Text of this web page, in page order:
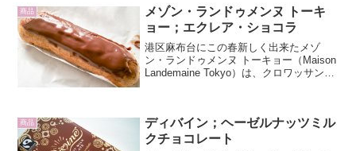
カオ7...
商品
メゾン・ランドゥメンヌ トーキ
ョー；エクレア・ショコラ
港区麻布台にこの春新しく出来たメゾ
ン・ランドゥメンヌ トーキョー（Maison
Landemaine Tokyo）は、クロワッサンが
商品
ディバイン；ヘーゼルナッツミル
クチョコレート